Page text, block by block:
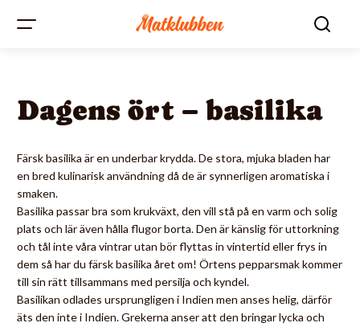
Dagens ört – basilika
Färsk basilika är en underbar krydda. De stora, mjuka bladen har
en bred kulinarisk användning då de är synnerligen aromatiska i
smaken.
Basilika passar bra som krukväxt, den vill stå på en varm och solig
plats och lär även hålla flugor borta. Den är känslig för uttorkning
och tål inte våra vintrar utan bör flyttas in vintertid eller frys in
dem så har du färsk basilika året om! Örtens pepparsmak kommer
till sin rätt tillsammans med persilja och kyndel.
Basilikan odlades ursprungligen i Indien men anses helig, därför
äts den inte i Indien. Grekerna anser att den bringar lycka och